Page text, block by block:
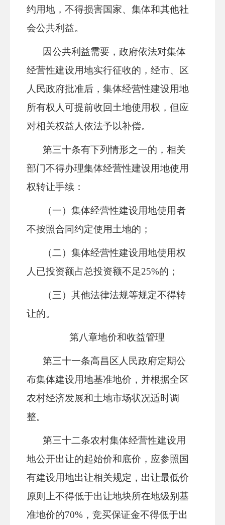
约用地，不得损害国家、集体和其他社
会公共利益。
因公共利益需要，政府依法对集体
经营性建设用地实行征收的，经市、
区
人民政府批准后，集体经营性建设用地
所有权人可提前收回土地使用权，但应
对相关权益人依法予以补偿。
第三十条有下列情形之一的，相关
部门不得办理集体经营性建设用地使用
权转让手续：
（一）集体经营性建设用地使用者
不按照合同约定使用土地的；
（二）集体经营性建设用地使用权
人已投资额占总投资额不足25%的；
（三）其他法律法规等规定不得转
让的。
第八章地价和收益管理
第三十一条高昌区 人民政府定期公
布集体建设用地基准地价，并根据全 区
农村经济发展和土地市场状况适时调
整。
第三十二条农村集体经营性建设用
地公开出让的起始价和底价，应参照国
有建设用地出让相关规定，出让最低价
原则上不得低于出让地块所在地级别基
准地价的70% ，竞买保证金不得低于出